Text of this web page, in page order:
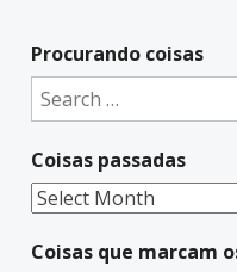
Procurando coisas
Search
for:
Coisas passadas
Coisas
Coisas que marcam